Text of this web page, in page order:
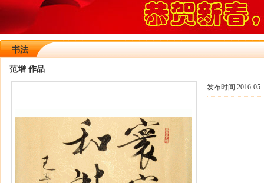
书法
范增 作品
发布时间:2016-